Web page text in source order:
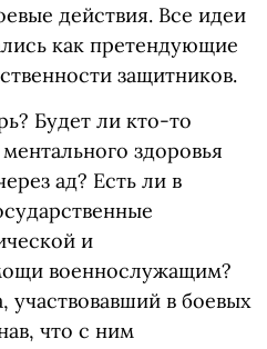
действия. Все идеи
как претендующие
защитников.
Будет ли кто-то
здоровья
ад? Есть ли в
и
военнослужащим?
в боевых
что с ним